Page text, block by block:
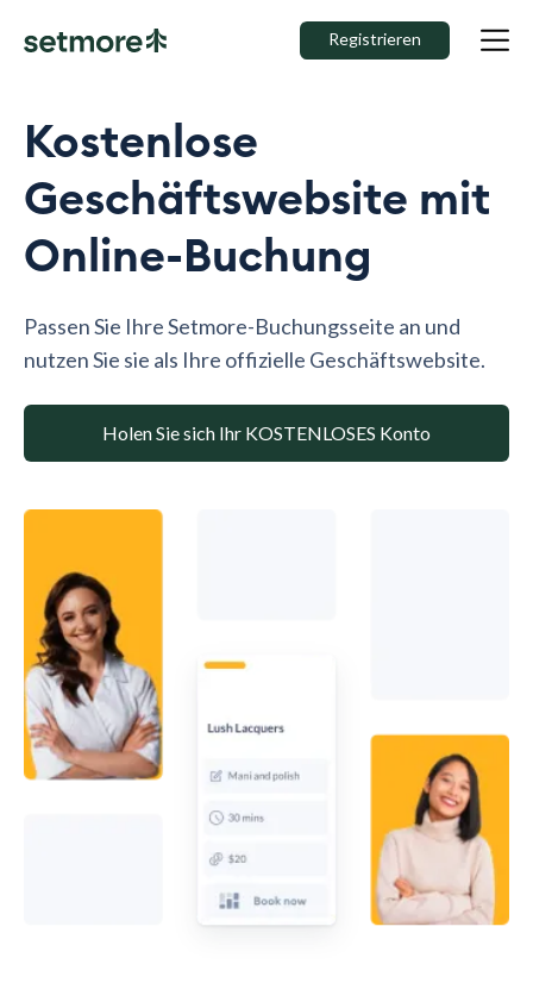
Registrieren
Kostenlose
Geschäftswebsite mit
Online-Buchung
Passen Sie Ihre Setmore-Buchungsseite an und
nutzen Sie sie als Ihre offizielle Geschäftswebsite.
Holen Sie sich Ihr KOSTENLOSES Konto